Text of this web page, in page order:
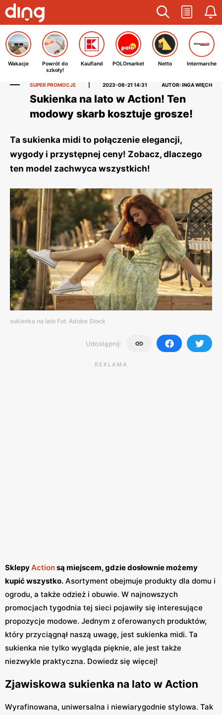
Wakacje
Powrót do
szkoły!
Kaufland POLOmarket Netto Intermarche
SUPER PROMOCJE 2023-06-21 14:31 AUTOR: INGA WIĘCH
Sukienka na lato w Action! Ten
modowy skarb kosztuje grosze!
Ta sukienka midi to połączenie elegancji,
wygody i przystępnej ceny! Zobacz, dlaczego
ten model zachwyca wszystkich!
sukienka na lato Fot. Adobe Stock
Udostępnij:
REKLAMA
SklepyActionsą miejscem, gdzie dosłownie możemy
kupić wszystko. Asortyment obejmuje produkty dla domu i
ogrodu, a także odzież i obuwie. W najnowszych
promocjach tygodnia tej sieci pojawiły się interesujące
propozycje modowe. Jednym z oferowanych produktów,
który przyciągnął naszą uwagę, jest sukienka midi. Ta
sukienka nie tylko wygląda pięknie, ale jest także
niezwykle praktyczna. Dowiedz się więcej!
Zjawiskowa sukienka na lato w Action
Wyrafinowana, uniwersalna i niewiarygodnie stylowa. Tak